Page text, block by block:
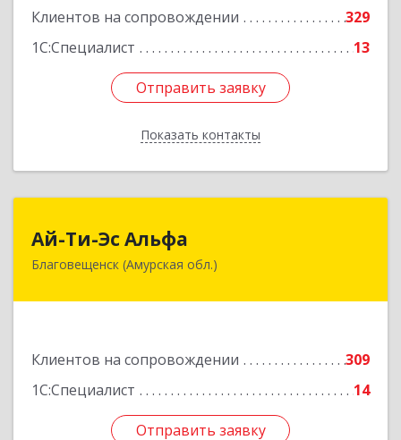
Клиентов на сопровождении
329
1С:Специалист
13
Отправить заявку
Показать контакты
Отправить заявку
Назад
Ай-Ти-Эс Альфа
Благовещенск (Амурская обл.)
Клиентов на сопровождении
309
1С:Специалист
14
Отправить заявку
675000, Амурская обл, Благовещенск г, Зейская
Отправить заявку